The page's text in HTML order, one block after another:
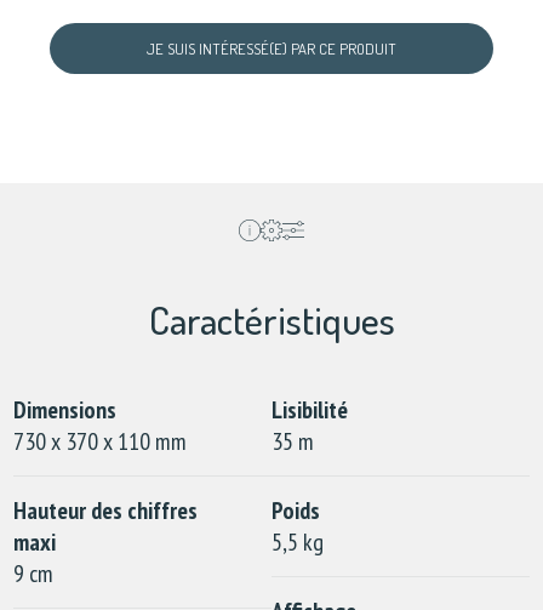
JE SUIS INTÉRESSÉ(E) PAR CE PRODUIT
Caractéristiques
Dimensions
730 x 370 x 110 mm
Lisibilité
35 m
Hauteur des chiffres
maxi
9 cm
Poids
5,5 kg